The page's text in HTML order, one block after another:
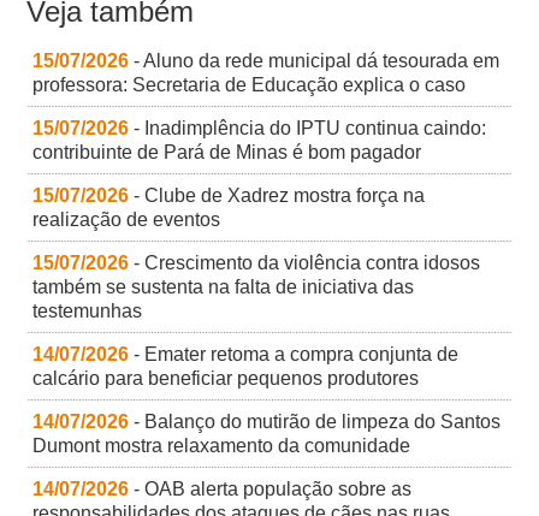
Veja também
15/07/2026 - Aluno da rede municipal dá tesourada em
professora: Secretaria de Educação explica o caso
15/07/2026 - Inadimplência do IPTU continua caindo:
contribuinte de Pará de Minas é bom pagador
15/07/2026 - Clube de Xadrez mostra força na
realização de eventos
15/07/2026 - Crescimento da violência contra idosos
também se sustenta na falta de iniciativa das
testemunhas
14/07/2026 - Emater retoma a compra conjunta de
calcário para beneficiar pequenos produtores
14/07/2026 - Balanço do mutirão de limpeza do Santos
Dumont mostra relaxamento da comunidade
14/07/2026 - OAB alerta população sobre as